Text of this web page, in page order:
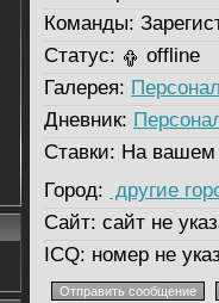
Команды:
Статус:
offline
Галерея:
Дневник:
Ставки: На вашем
Город: другие
Сайт: сайт не
ICQ: номер не